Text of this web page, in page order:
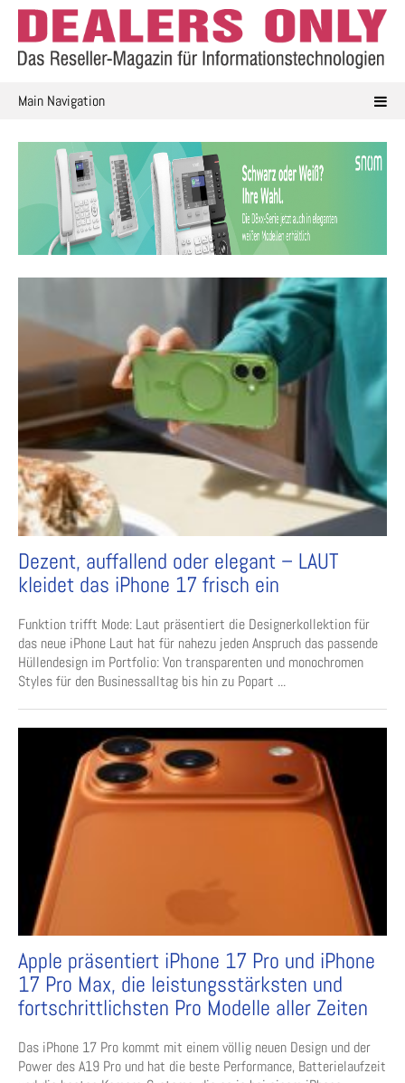
Skip
content
Main Navigation
Dezent, auffallend oder elegant – LAUT
kleidet das iPhone 17 frisch ein
Funktion trifft Mode: Laut präsentiert die Designerkollektion für
das neue iPhone Laut hat für nahezu jeden Anspruch das passende
Hüllendesign im Portfolio: Von transparenten und monochromen
Styles für den Businessalltag bis hin zu Popart ...
Apple präsentiert iPhone 17 Pro und iPhone
17 Pro Max, die leistungsstärksten und
fortschrittlichsten Pro Modelle aller Zeiten
Das iPhone 17 Pro kommt mit einem völlig neuen Design und der
Power des A19 Pro und hat die beste Performance, Batterielaufzeit